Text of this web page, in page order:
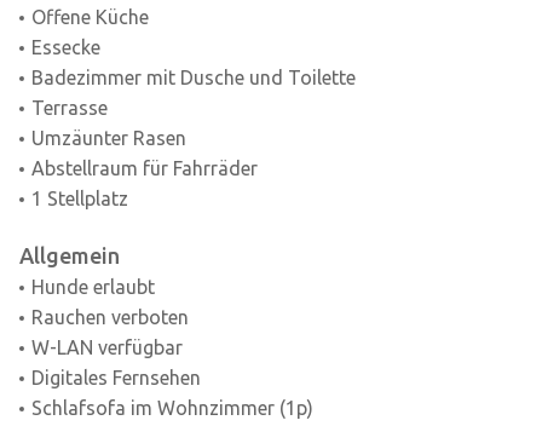
Offene Küche
Essecke
Badezimmer mit Dusche und Toilette
Terrasse
Umzäunter Rasen
Abstellraum für Fahrräder
1 Stellplatz
Allgemein
Hunde erlaubt
Rauchen verboten
W-LAN verfügbar
Digitales Fernsehen
Schlafsofa im Wohnzimmer (1p)